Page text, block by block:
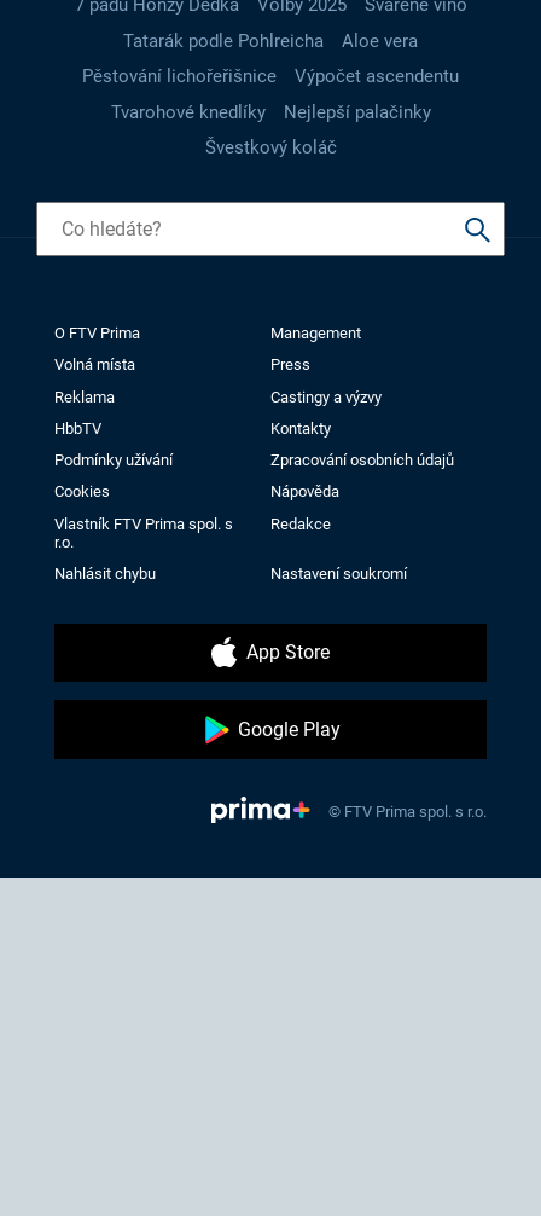
7 pádů Honzy Dědka
Volby 2025
Svařené víno
Tatarák podle Pohlreicha
Aloe vera
Pěstování lichořeřišnice
Výpočet ascendentu
Tvarohové knedlíky
Nejlepší palačinky
Švestkový koláč
O FTV Prima
Management
Volná místa
Press
Reklama
Castingy a výzvy
HbbTV
Kontakty
Podmínky užívání
Zpracování osobních údajů
Cookies
Nápověda
Vlastník FTV Prima spol. s
r.o.
Redakce
Nahlásit chybu Nastavení soukromí
App Store
Google Play
© FTV Prima spol. s r.o.